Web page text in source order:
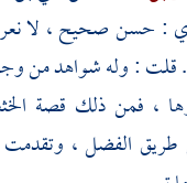
: حسن صحيح ، لا
. قلت : وله شواهد من
، فمن ذلك قصة
الفضل،